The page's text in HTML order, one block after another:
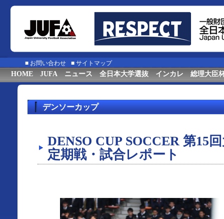
■ お問い合わせ ■ サイトマップ
HOME JUFA ニュース 全日本大学選抜 インカレ 総理大臣
デンソーカップ
DENSO CUP SOCCER 第15
定期戦・試合レポート